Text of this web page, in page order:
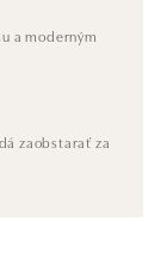
a moderným
zaobstarať za